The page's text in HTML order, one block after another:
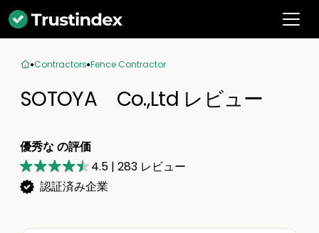
Contractors Fence Contractor
SOTOYA Co.,Ltd レビュー
優秀な の評価
4.5 | 283 レビュー
認証済み企業